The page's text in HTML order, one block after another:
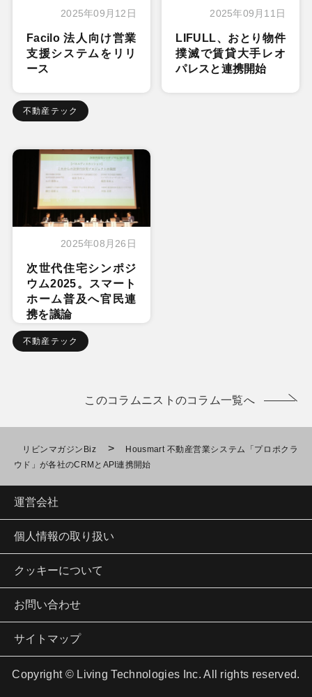
2025年09月12日
Facilo 法人向け営業
支援システムをリリ
ース
不動産テック
2025年09月11日
LIFULL、おとり物件
撲滅で賃貸大手レオ
パレスと連携開始
2025年08月26日
次世代住宅シンポジ
ウム2025。スマート
ホーム普及へ官民連
携を議論
不動産テック
このコラムニストのコラム一覧へ
リビンマガジンBiz >
Housmart 不動産営業システム「プロポクラ
ウド」が各社のCRMとAPI連携開始
運営会社
個人情報の取り扱い
クッキーについて
お問い合わせ
サイトマップ
Copyright © Living Technologies Inc. All rights reserved.